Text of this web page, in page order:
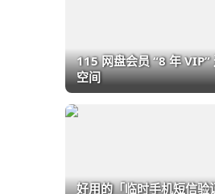
115 网盘会员 “8 年 VIP”
空间
好用的「临时手机短信验